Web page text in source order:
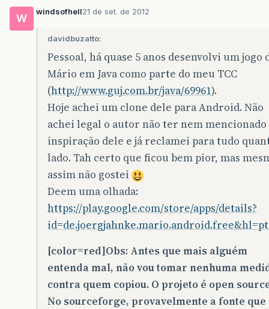
W
windsofhell21 de set. de 2012
davidbuzatto:
Pessoal, há quase 5 anos desenvolvi um jogo
Mário em Java como parte do meu TCC
(http://www.guj.com.br/java/69961).
Hoje achei um clone dele para Android. Não
achei legal o autor não ter nem mencionado
inspiração dele e já reclamei para tudo
lado. Tah certo que ficou bem pior, mas
assim não gostei
Deem uma olhada:
https://play.google.com/store/apps/details?
[color=red]Obs: Antes que mais alguém
entenda mal, não vou tomar nenhuma
contra quem copiou. O projeto é open
No sourceforge, provavelmente a fonte que